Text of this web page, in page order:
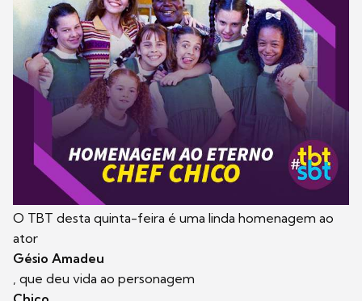
O TBT desta quinta-feira é uma linda homenagem ao
ator
Gésio Amadeu
, que deu vida ao personagem